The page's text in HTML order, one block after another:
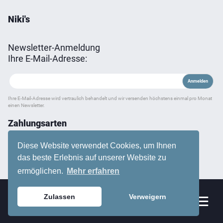
Diese Website verwendet Cookies, um Ihnen
das beste Erlebnis auf unserer Website zu
ermöglichen.
Mehr erfahren
Zulassen VerweigernSortiment
Niki's
Newsletter-Anmeldung
Ihre E-Mail-Adresse:
Ihre E-Mail-Adresse wird vertraulich behandelt und wir versenden höchstens einmal pro Monat
einen Newsletter.
Zahlungsarten